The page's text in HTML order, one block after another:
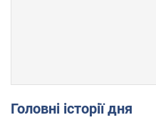
Головні історії дня